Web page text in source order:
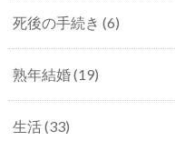
死後の手続き (6)
熟年結婚(19)
生活(33)